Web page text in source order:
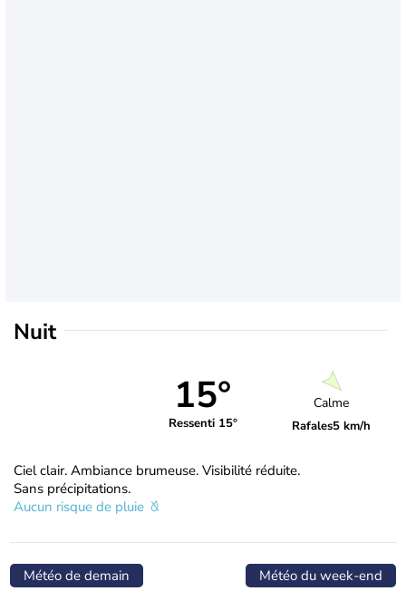
Nuit
15°
Ressenti 15°
Calme
Rafales5 km/h
Ciel clair. Ambiance brumeuse. Visibilité réduite.
Sans précipitations.
Aucun risque de pluie
Météo de demain Météo du week-end